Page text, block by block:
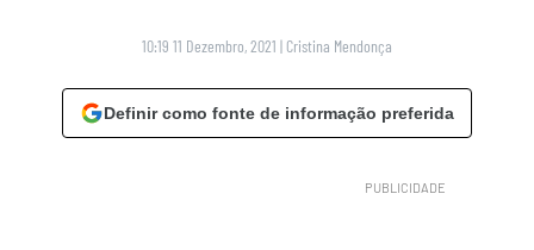
10:19 11 Dezembro, 2021 | Cristina Mendonça
Definir como fonte de informação preferida